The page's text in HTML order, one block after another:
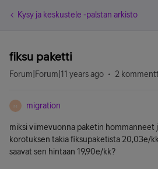
Kysy ja keskustele -palstan arkisto
fiksu paketti
Forum|Forum|11 years ago 2
M migration
miksi viimevuonna paketin hommanneet
korotuksen takia fiksupaketista 20,03e/
saavat sen hintaan 19,90e/kk?